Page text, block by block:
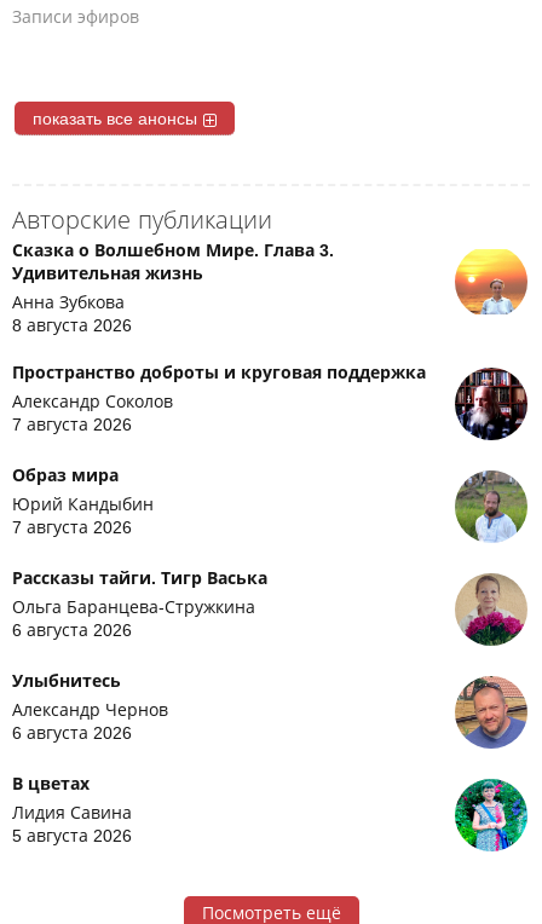
Записи эфиров
показать все анонсы
Авторские публикации
Сказка о Волшебном Мире. Глава 3.
Удивительная жизнь
Анна Зубкова
8 августа 2026
Пространство доброты и круговая поддержка
Александр Соколов
7 августа 2026
Образ мира
Юрий Кандыбин
7 августа 2026
Рассказы тайги. Тигр Васька
Ольга Баранцева-Стружкина
6 августа 2026
Улыбнитесь
Александр Чернов
6 августа 2026
В цветах
Лидия Савина
5 августа 2026
Посмотреть ещё